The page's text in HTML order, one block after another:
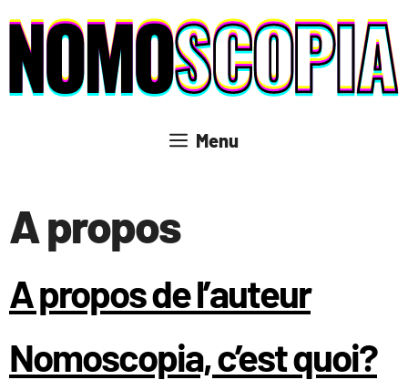
contenu
Menu
A propos
A propos de l’auteur
Nomoscopia, c’est quoi?